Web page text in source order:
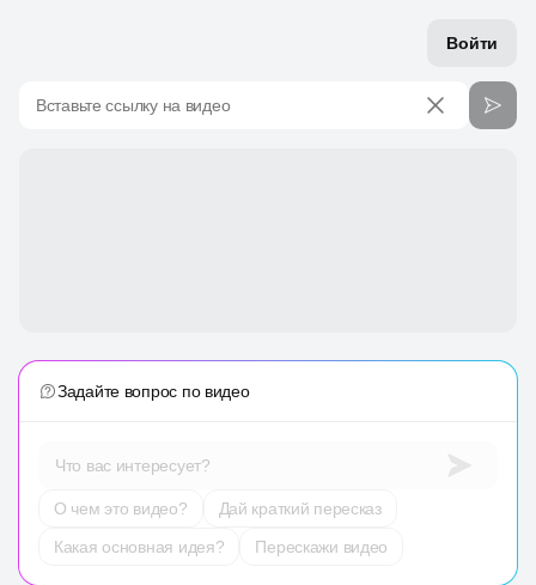
Войти
Вставьте ссылку на видео
Задайте вопрос по видео
Что вас интересует?
О чем это видео?
Дай краткий пересказ
Какая основная идея?
Перескажи видео